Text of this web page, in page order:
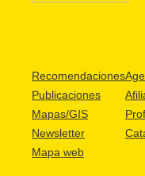
Recomendaciones
Publicaciones
Mapas/GIS
Newsletter
Mapa web